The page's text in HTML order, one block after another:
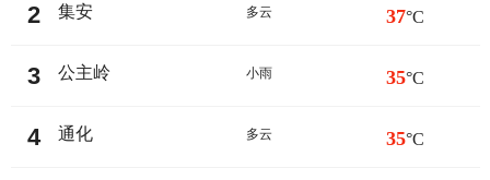
2 集安 多云 37°C
3 公主岭 小雨 35°C
4 通化 多云 35°C